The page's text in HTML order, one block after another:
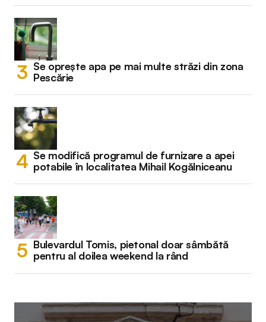
Se oprește apa pe mai multe străzi din zona
Pescărie
Se modifică programul de furnizare a apei
potabile în localitatea Mihail Kogălniceanu
Bulevardul Tomis, pietonal doar sâmbătă
pentru al doilea weekend la rând